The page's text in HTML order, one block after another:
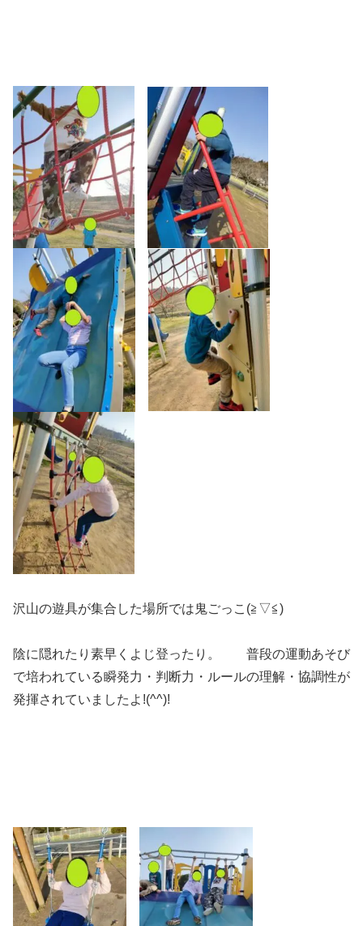
沢山の遊具が集合した場所では鬼ごっこ(≧▽≦)
陰に隠れたり素早くよじ登ったり。 普段の運動あそび
で培われている瞬発力・判断力・ルールの理解・協調性が
発揮されていましたよ!(^^)!